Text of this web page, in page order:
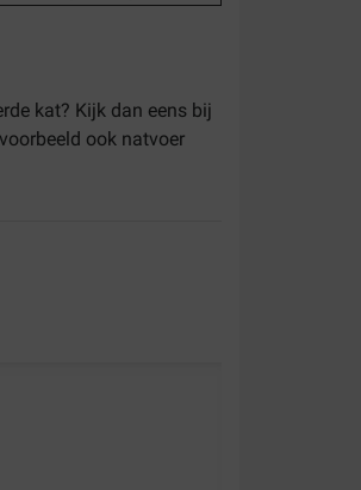
kat? Kijk dan eens bij
ook natvoer